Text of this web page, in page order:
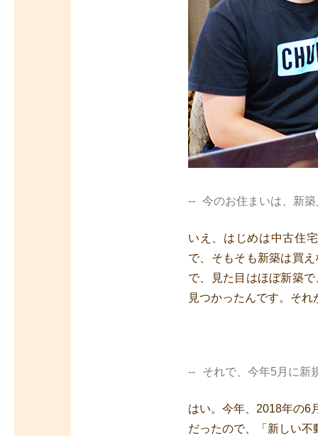
今のお住まいは、新
いえ、はじめは中古住
で、そもそも新築は買
で、見た目はほぼ新築
見つかったんです。そ
それで、今年5月に新
はい。今年、2018年の6
だったので、「新しい